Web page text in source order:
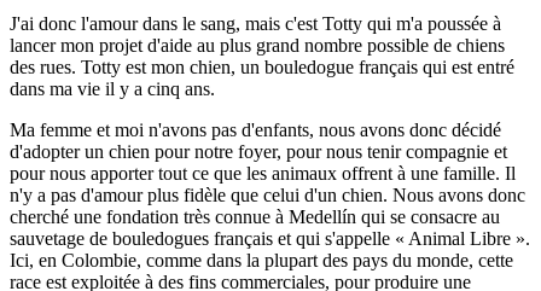
J'ai donc l'amour dans le sang, mais c'est Totty qui m'a poussée à
lancer mon projet d'aide au plus grand nombre possible de chiens
des rues. Totty est mon chien, un bouledogue français qui est entré
dans ma vie il y a cinq ans.
Ma femme et moi n'avons pas d'enfants, nous avons donc décidé
d'adopter un chien pour notre foyer, pour nous tenir compagnie et
pour nous apporter tout ce que les animaux offrent à une famille. Il
n'y a pas d'amour plus fidèle que celui d'un chien. Nous avons donc
cherché une fondation très connue à Medellín qui se consacre au
sauvetage de bouledogues français et qui s'appelle « Animal Libre ».
Ici, en Colombie, comme dans la plupart des pays du monde, cette
race est exploitée à des fins commerciales, pour produire une